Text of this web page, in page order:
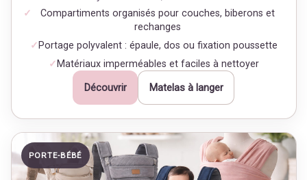
Compartiments organisés pour couches, biberons et
rechanges
Portage polyvalent : épaule, dos ou fixation poussette
Matériaux imperméables et faciles à nettoyer
Découvrir Matelas à langer
PORTE-BÉBÉ